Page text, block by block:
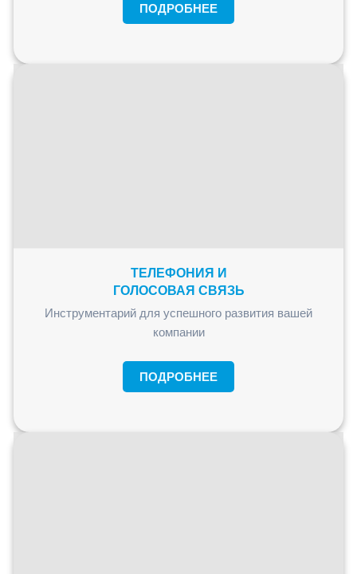
ПОДРОБНЕЕ
ТЕЛЕФОНИЯ И
ГОЛОСОВАЯ СВЯЗЬ
Инструментарий для успешного развития вашей
компании
ПОДРОБНЕЕ